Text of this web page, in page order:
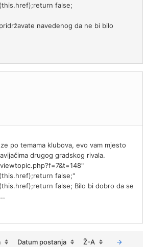
false;
navedenog da ne bi bilo
po temama klubova, evo vam mjesto
drugog gradskog rivala.
false;"
false; Bilo bi dobro da se
Datum postanja Ž-A